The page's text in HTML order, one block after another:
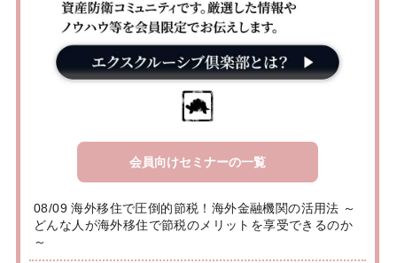
会員向けセミナーの一覧
08/09 海外移住で圧倒的節税！海外金融機関の活用法 ～
どんな人が海外移住で節税のメリットを享受できるのか
～